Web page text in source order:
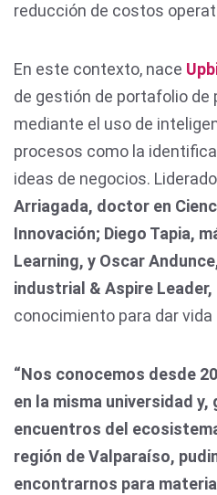
reducción de costos
En este contexto, nace
de gestión de portafolio de
mediante el uso de
procesos como la
ideas de negocios.
Arriagada, doctor en
Innovación; Diego Tapia,
Learning, y Oscar
industrial & Aspire Leader,
conocimiento para dar
“Nos conocemos desde
en la misma universidad y,
encuentros del
región de Valparaíso,
encontrarnos para